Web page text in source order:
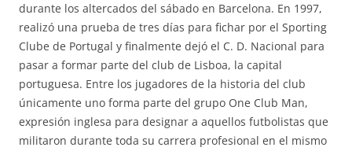
durante los altercados del sábado en Barcelona. En 1997,
realizó una prueba de tres días para fichar por el Sporting
Clube de Portugal y finalmente dejó el C. D. Nacional para
pasar a formar parte del club de Lisboa, la capital
portuguesa. Entre los jugadores de la historia del club
únicamente uno forma parte del grupo One Club Man,
expresión inglesa para designar a aquellos futbolistas que
militaron durante toda su carrera profesional en el mismo